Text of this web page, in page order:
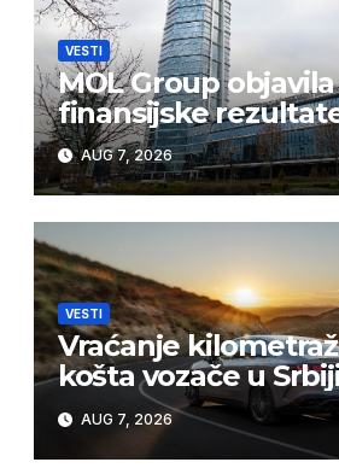
VESTI
MOL Group objavila
finansijske
AUG 7, 2026
VESTI
Vraćanje
košta vozače u
AUG 7, 2026